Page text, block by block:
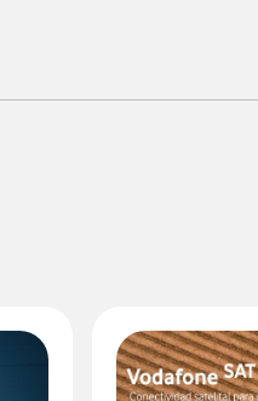
whatsapp